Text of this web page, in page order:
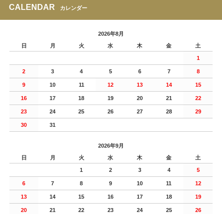
CALENDAR カレンダー
2026年8月
日
月 火 水 木 金 土
1
2 3 4 5 6 7 8
9 10 11 12 13 14 15
16 17 18 19 20 21 22
23 24 25 26 27 28 29
30 31
2026年9月
日
月 火 水 木 金 土
1 2 3 4 5
6 7 8 9 10 11 12
13 14 15 16 17 18 19
20 21 22 23 24 25 26